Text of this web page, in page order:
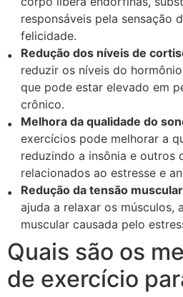
responsáveis pela sensação
felicidade.
Redução dos níveis de
reduzir os níveis do
que pode estar elevado em
crônico.
Melhora da qualidade do
exercícios pode melhorar a
reduzindo a insônia e outros
relacionados ao estresse e
Redução da tensão
ajuda a relaxar os músculos,
muscular causada pelo
Quais são os
de exercício